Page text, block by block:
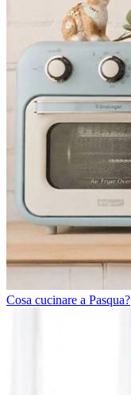
Cosa cucinare a Pasqua?